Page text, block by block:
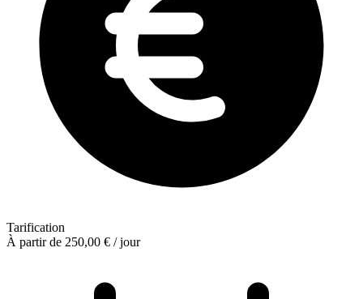
Tarification
À partir de 250,00 € / jour